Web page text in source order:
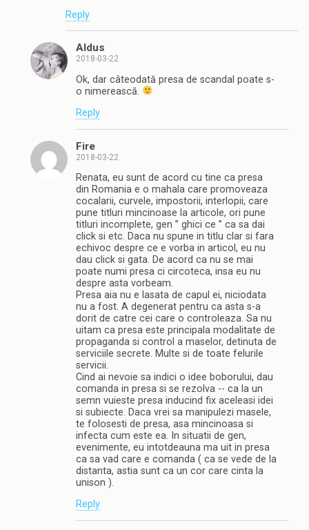
Reply
Aldus
2018-03-22
Ok, dar câteodată presa de scandal poate s-
o nimerească.
Reply
Fire
2018-03-22
Renata, eu sunt de acord cu tine ca presa
din Romania e o mahala care promoveaza
cocalarii, curvele, impostorii, interlopii, care
pune titluri mincinoase la articole, ori pune
titluri incomplete, gen ” ghici ce ” ca sa dai
click si etc. Daca nu spune in titlu clar si fara
echivoc despre ce e vorba in articol, eu nu
dau click si gata. De acord ca nu se mai
poate numi presa ci circoteca, insa eu nu
despre asta vorbeam.
Presa aia nu e lasata de capul ei, niciodata
nu a fost. A degenerat pentru ca asta s-a
dorit de catre cei care o controleaza. Sa nu
uitam ca presa este principala modalitate de
propaganda si control a maselor, detinuta de
serviciile secrete. Multe si de toate felurile
servicii.
Cind ai nevoie sa indici o idee boborului, dau
comanda in presa si se rezolva -- ca la un
semn vuieste presa inducind fix aceleasi idei
si subiecte. Daca vrei sa manipulezi masele,
te folosesti de presa, asa mincinoasa si
infecta cum este ea. In situatii de gen,
evenimente, eu intotdeauna ma uit in presa
ca sa vad care e comanda ( ca se vede de la
distanta, astia sunt ca un cor care cinta la
unison ).
Reply